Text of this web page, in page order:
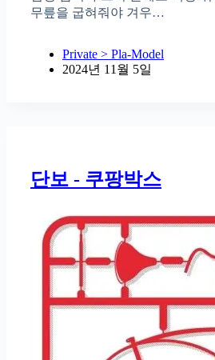
무릎을 굽혀줘야 겨우…
Private > Pla-Model
2024년 11월 5일
단보 - 쿠팡박스